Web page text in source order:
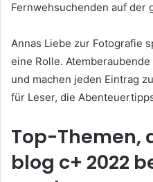
Fernwehsuchenden auf der
Annas Liebe zur Fotografie
eine Rolle.
und machen jeden Eintrag
für Leser, die
Top-Themen,
blog c+ 2022